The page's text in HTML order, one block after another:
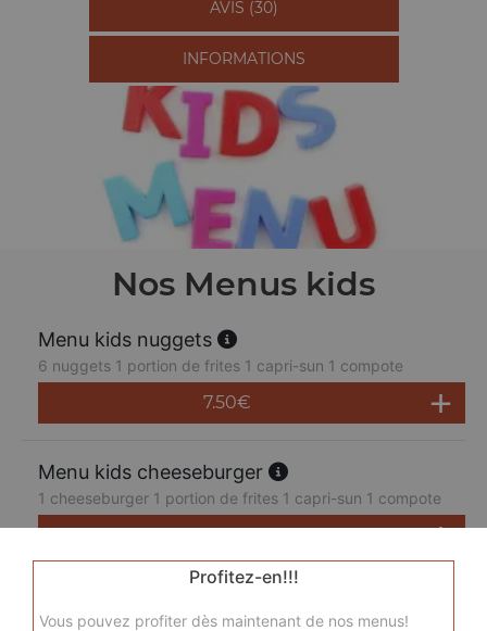
AVIS (30)
INFORMATIONS
Nos Menus kids
Menu kids nuggets
6 nuggets 1 portion de frites 1 capri-sun 1 compote
7.50€
Menu kids cheeseburger
1 cheeseburger 1 portion de frites 1 capri-sun 1 compote
7.50€
Profitez-en!!!
Vous pouvez profiter dès maintenant de nos menus!